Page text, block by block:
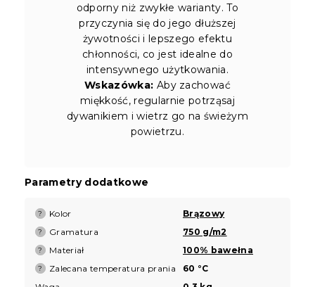
odporny niż zwykłe warianty. To
przyczynia się do jego dłuższej
żywotności i lepszego efektu
chłonności, co jest idealne do
intensywnego użytkowania.
Wskazówka: Aby zachować
miękkość, regularnie potrząsaj
dywanikiem i wietrz go na świeżym
powietrzu.
Parametry dodatkowe
? Kolor Brązowy
? Gramatura 750 g/m2
? Materiał 100% bawełna
? Zalecana temperatura prania
60 °C